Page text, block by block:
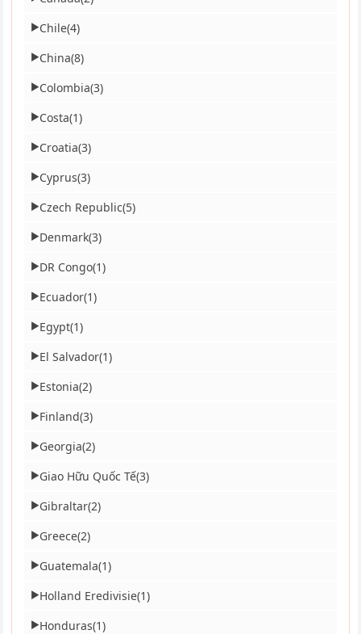
▶Chile(4)
▶China(8)
▶Colombia(3)
▶Costa(1)
▶Croatia(3)
▶Cyprus(3)
▶Czech Republic(5)
▶Denmark(3)
▶DR Congo(1)
▶Ecuador(1)
▶Egypt(1)
▶El Salvador(1)
▶Estonia(2)
▶Finland(3)
▶Georgia(2)
▶Giao Hữu Quốc Tế(3)
▶Gibraltar(2)
▶Greece(2)
▶Guatemala(1)
▶Holland Eredivisie(1)
▶Honduras(1)